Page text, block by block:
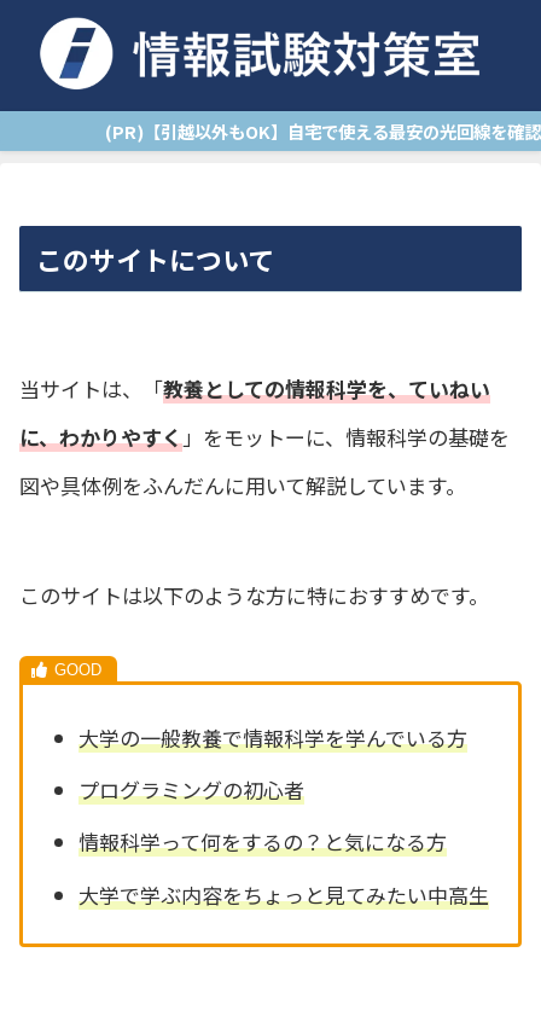
(PR)【引越以外もOK】自宅で使える最安の光回線を
このサイトについて
当サイトは、「教養としての情報科学を、ていねい
に、わかりやすく」をモットーに、情報科学の基礎を
図や具体例をふんだんに用いて解説しています。
このサイトは以下のような方に特におすすめです。
大学の一般教養で情報科学を学んでいる方
プログラミングの初心者
情報科学って何をするの？と気になる方
大学で学ぶ内容をちょっと見てみたい中高生